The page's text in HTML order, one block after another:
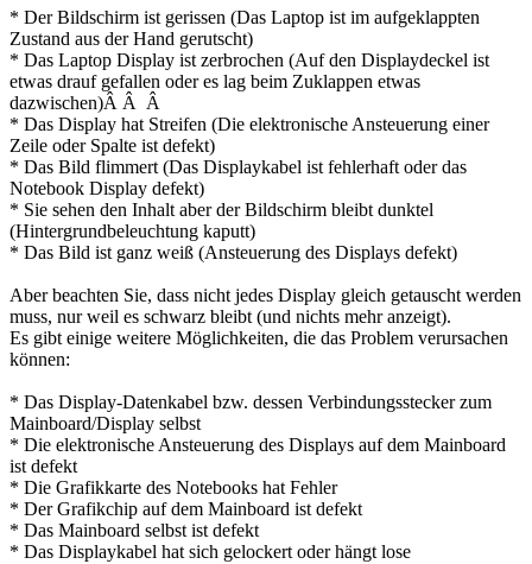
* Der Bildschirm ist gerissen (Das Laptop ist im aufgeklappten
Zustand aus der Hand gerutscht)
* Das Laptop Display ist zerbrochen (Auf den Displaydeckel ist
etwas drauf gefallen oder es lag beim Zuklappen etwas
dazwischen)Â Â Â
* Das Display hat Streifen (Die elektronische Ansteuerung einer
Zeile oder Spalte ist defekt)
* Das Bild flimmert (Das Displaykabel ist fehlerhaft oder das
Notebook Display defekt)
* Sie sehen den Inhalt aber der Bildschirm bleibt dunktel
(Hintergrundbeleuchtung kaputt)
* Das Bild ist ganz weiß (Ansteuerung des Displays defekt)
Aber beachten Sie, dass nicht jedes Display gleich getauscht werden
muss, nur weil es schwarz bleibt (und nichts mehr anzeigt).
Es gibt einige weitere Möglichkeiten, die das Problem verursachen
können:
* Das Display-Datenkabel bzw. dessen Verbindungsstecker zum
Mainboard/Display selbst
* Die elektronische Ansteuerung des Displays auf dem Mainboard
ist defekt
* Die Grafikkarte des Notebooks hat Fehler
* Der Grafikchip auf dem Mainboard ist defekt
* Das Mainboard selbst ist defekt
* Das Displaykabel hat sich gelockert oder hängt lose